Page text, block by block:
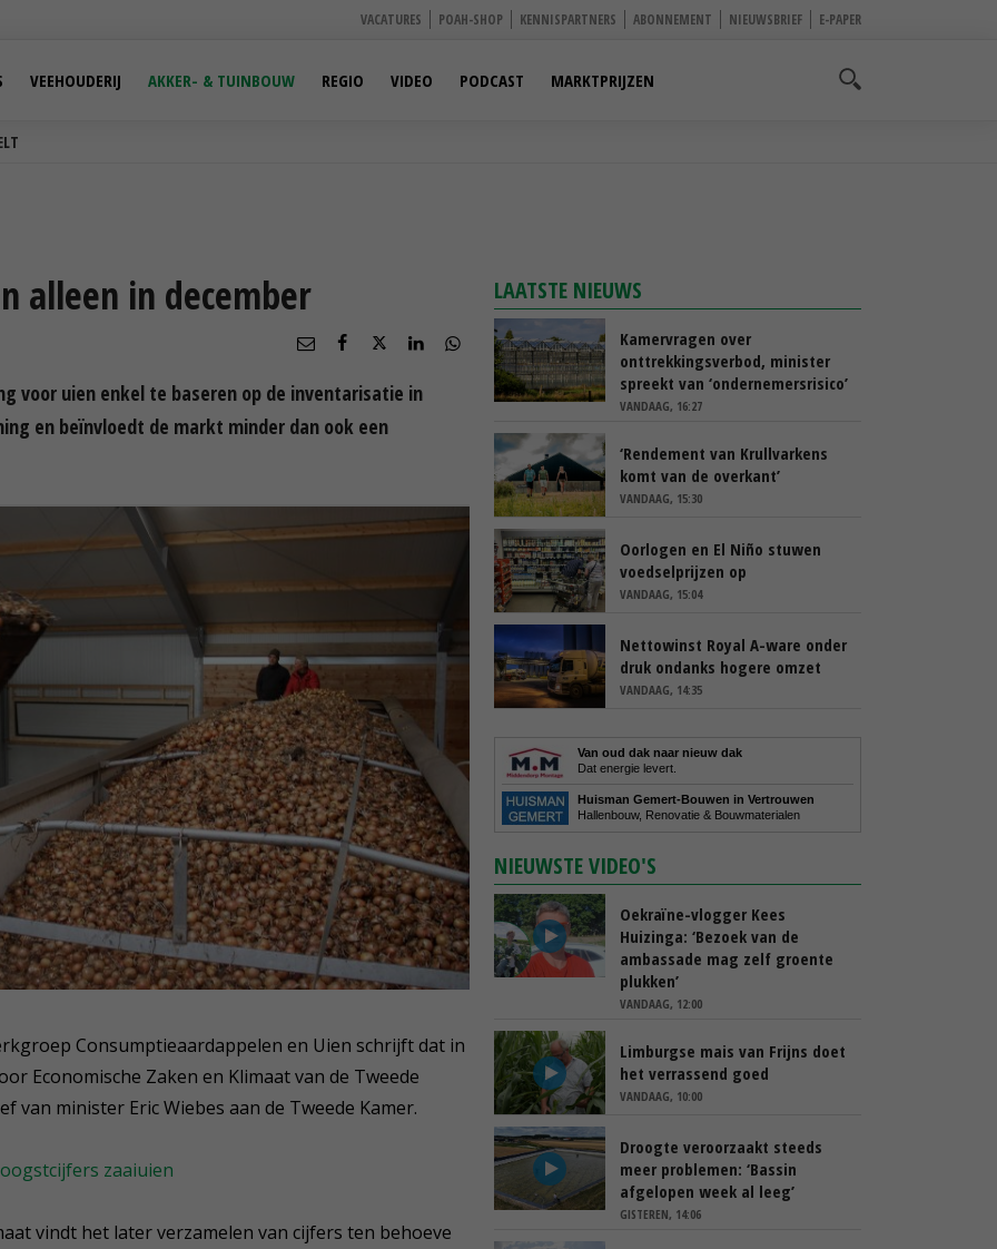
VACATURES POAH-SHOP KENNISPARTNERS ABONNEMENT NIEUWSBRIEF E-PAPER
VEEHOUDERIJ AKKER- & TUINBOUW REGIO VIDEO PODCAST MARKTPRIJZEN
alleen in december
voor uien enkel te baseren op de inventarisatie in
en beïnvloedt de markt minder dan ook een
Consumptieaardappelen en Uien schrijft dat in
Economische Zaken en Klimaat van de Tweede
van minister Eric Wiebes aan de Tweede Kamer.
zaaiuien
vindt het later verzamelen van cijfers ten behoeve
LAATSTE NIEUWS
Kamervragen over
onttrekkingsverbod, minister
spreekt van ‘ondernemersrisico’
VANDAAG, 16:27
‘Rendement van Krullvarkens
komt van de overkant’
VANDAAG, 15:30
Oorlogen en El Niño stuwen
voedselprijzen op
VANDAAG, 15:04
Nettowinst Royal A-ware onder
druk ondanks hogere omzet
VANDAAG, 14:35
Van oud dak naar nieuw dak
Dat energie levert.
Huisman Gemert-Bouwen in Vertrouwen
Hallenbouw, Renovatie & Bouwmaterialen
NIEUWSTE VIDEO'S
Oekraïne-vlogger Kees
Huizinga: ‘Bezoek van de
ambassade mag zelf groente
plukken’
VANDAAG, 12:00
Limburgse mais van Frijns doet
het verrassend goed
VANDAAG, 10:00
Droogte veroorzaakt steeds
meer problemen: ‘Bassin
afgelopen week al leeg’
GISTEREN, 14:06